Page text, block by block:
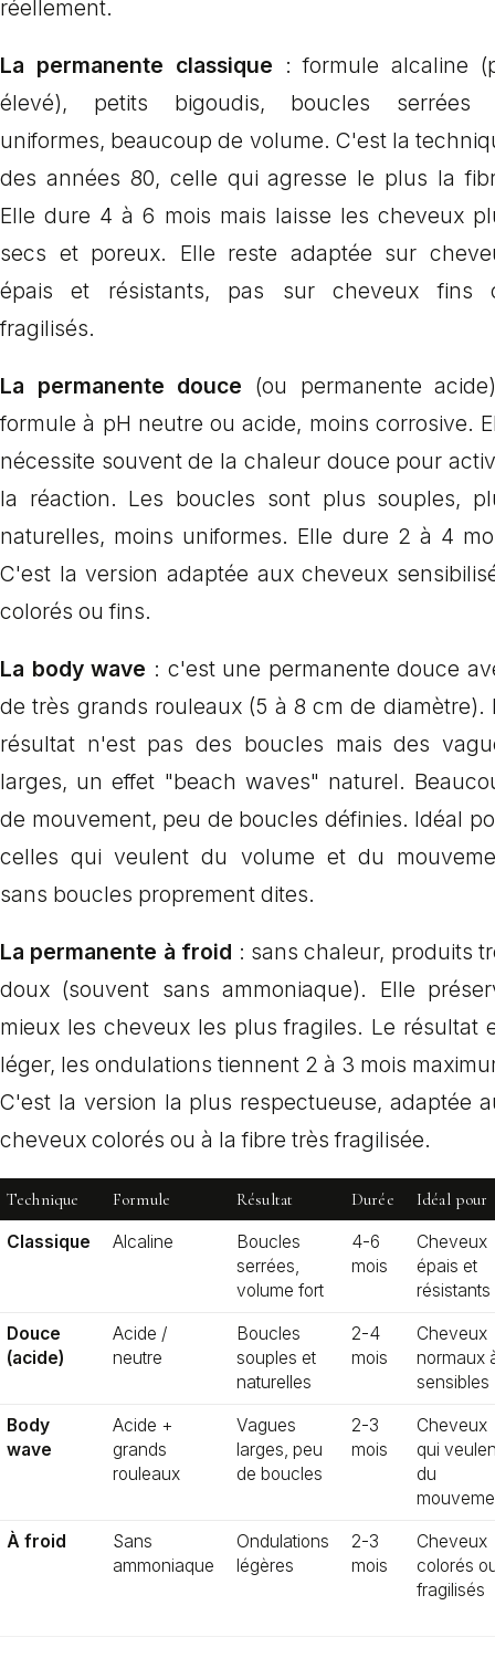
réellement.
La permanente classique : formule alcaline
élevé), petits bigoudis, boucles serrées
uniformes, beaucoup de volume. C'est la
des années 80, celle qui agresse le plus la
Elle dure 4 à 6 mois mais laisse les cheveux
secs et poreux. Elle reste adaptée sur
épais et résistants, pas sur cheveux fins
fragilisés.
La permanente douce (ou permanente
formule à pH neutre ou acide, moins corrosive.
nécessite souvent de la chaleur douce pour
la réaction. Les boucles sont plus souples,
naturelles, moins uniformes. Elle dure 2 à 4
C'est la version adaptée aux cheveux
colorés ou fins.
La body wave : c'est une permanente douce
de très grands rouleaux (5 à 8 cm de diamètre).
résultat n'est pas des boucles mais des
larges, un effet "beach waves" naturel.
de mouvement, peu de boucles définies. Idéal
celles qui veulent du volume et du
sans boucles proprement dites.
La permanente à froid : sans chaleur, produits
doux (souvent sans ammoniaque). Elle
mieux les cheveux les plus fragiles. Le résultat
léger, les ondulations tiennent 2 à 3 mois
C'est la version la plus respectueuse, adaptée
cheveux colorés ou à la fibre très fragilisée.
Technique Formule Résultat Durée Idéal pour
Classique Alcaline
Boucles
serrées,
volume fort
4-6
mois
Cheveux
épais et
résistants
Douce
(acide)
Acide /
neutre
Boucles
souples et
naturelles
2-4
mois
Cheveux
normaux
sensibles
Body
wave
Acide +
grands
rouleaux
Vagues
larges, peu
de boucles
2-3
mois
Cheveux
qui
du
À froid
Sans
ammoniaque
Ondulations
légères
2-3
mois
Cheveux
colorés
fragilisés